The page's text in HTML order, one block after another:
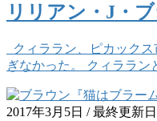
リリアン・J・
クィララン、ピカック
ぎなかった。 クィララ
2017年3月5日 / 最終更新